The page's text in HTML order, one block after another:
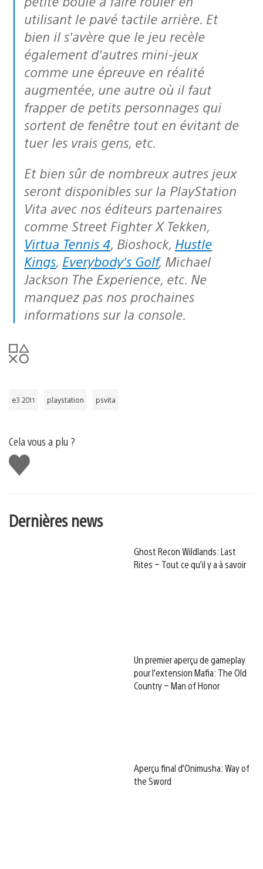
utilisant le pavé tactile arrière. Et
bien il s’avère que le jeu recèle
également d’autres mini-jeux
comme une épreuve en réalité
augmentée, une autre où il faut
frapper de petits personnages qui
sortent de fenêtre tout en évitant de
tuer les vrais gens, etc.
Et bien sûr de nombreux autres jeux
seront disponibles sur la PlayStation
Vita avec nos éditeurs partenaires
comme Street Fighter X Tekken,
Virtua Tennis 4, Bioshock, Hustle
Kings, Everybody’s Golf, Michael
Jackson The Experience, etc. Ne
manquez pas nos prochaines
informations sur la console.
e3 2011 playstation psvita
Cela vous a plu ?
J'aime
Dernières news
Ghost Recon Wildlands: Last
Rites – Tout ce qu’il y a à savoir
Un premier aperçu de gameplay
pour l’extension Mafia: The Old
Country – Man of Honor
Aperçu final d’Onimusha: Way of
the Sword